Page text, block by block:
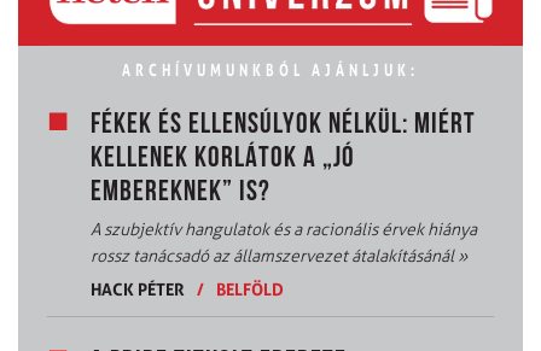
ARCHÍVUMUNKBÓL AJÁNLJUK:
FÉKEK ÉS ELLENSÚLYOK NÉLKÜL: MIÉRT
KELLENEK KORLÁTOK A „JÓ
EMBEREKNEK” IS?
A szubjektív hangulatok és a racionális érvek hiánya
rossz tanácsadó az államszervezet átalakításánál»
HACK PÉTER
/ BELFÖLD